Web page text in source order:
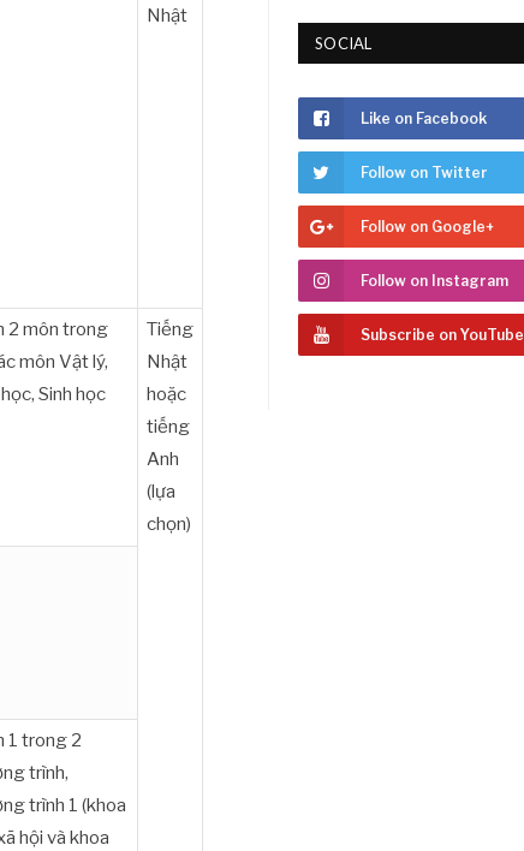
Nhật
2 môn trong
môn Vật lý,
Sinh học
Tiếng
Nhật
hoặc
tiếng
Anh
(lựa
chọn)
1 trong 2
trình,
trình 1 (khoa
hội và khoa
SOCIAL
Like on Facebook
Follow on Twitter
Follow on Google+
Follow on Instagram
Subscribe on YouTube